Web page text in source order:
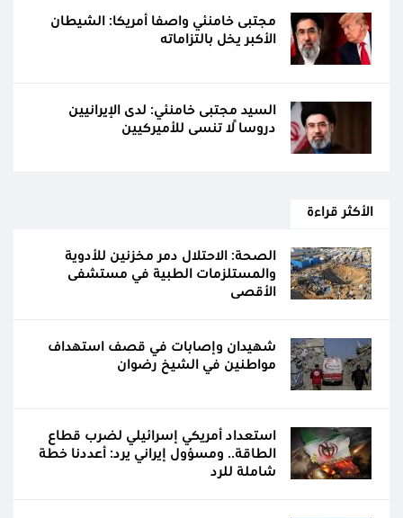
مجتبى خامنئي واصفا أمريكا: الشيطان
الأكبر يخل بالتزاماته
السيد مجتبى خامنئي: لدى الإيرانيين
دروساً لا تنسى للأميركيين
الأكثر قراءة
الصحة: الاحتلال دمر مخزنين للأدوية
والمستلزمات الطبية في مستشفى
الأقصى
شهيدان وإصابات في قصف استهداف
مواطنين في الشيخ رضوان
استعداد أمريكي إسرائيلي لضرب قطاع
الطاقة.. ومسؤول إيراني يرد: أعددنا خطة
شاملة للرد